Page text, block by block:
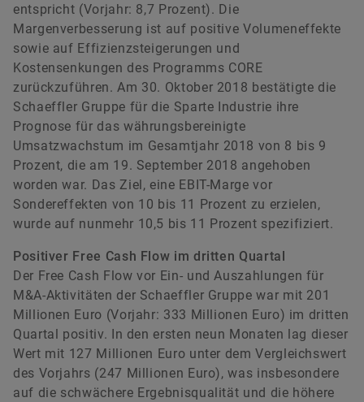
entspricht (Vorjahr: 8,7 Prozent). Die
Margenverbesserung ist auf positive Volumeneffekte
sowie auf Effizienzsteigerungen und
Kostensenkungen des Programms CORE
zurückzuführen. Am 30. Oktober 2018 bestätigte die
Schaeffler Gruppe für die Sparte Industrie ihre
Prognose für das währungsbereinigte
Umsatzwachstum im Gesamtjahr 2018 von 8 bis 9
Prozent, die am 19. September 2018 angehoben
worden war. Das Ziel, eine EBIT-Marge vor
Sondereffekten von 10 bis 11 Prozent zu erzielen,
wurde auf nunmehr 10,5 bis 11 Prozent spezifiziert.
Positiver Free Cash Flow im dritten Quartal
Der Free Cash Flow vor Ein- und Auszahlungen für
M&A-Aktivitäten der Schaeffler Gruppe war mit 201
Millionen Euro (Vorjahr: 333 Millionen Euro) im dritten
Quartal positiv. In den ersten neun Monaten lag dieser
Wert mit 127 Millionen Euro unter dem Vergleichswert
des Vorjahrs (247 Millionen Euro), was insbesondere
auf die schwächere Ergebnisqualität und die höhere